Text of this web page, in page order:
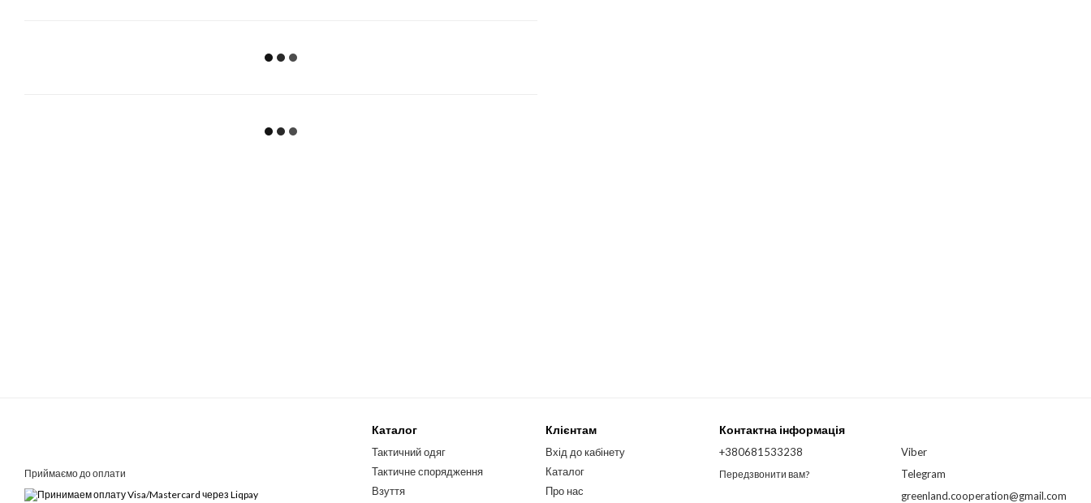
Приймаємо до оплати
Каталог
Тактичний одяг
Тактичне спорядження
Взуття
Клієнтам
Вхід до кабінету
Каталог
Про нас
Контактна інформація
+380681533238
Передзвонити вам?
Viber
Telegram
greenland.cooperation@gmail.com